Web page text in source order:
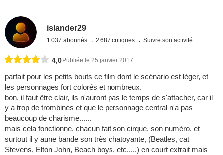
islander29
1 037 abonnés 2 687 critiques Suivre son activité
4,0 Publiée le 25 janvier 2017
parfait pour les petits bouts ce film dont le scénario est léger, et
les personnages fort colorés et nombreux.
bon, il faut être clair, ils n'auront pas le temps de s'attacher, car il
y a trop de trombines et que le personnage central n'a pas
beaucoup de charisme......
mais cela fonctionne, chacun fait son cirque, son numéro, et
surtout il y aune bande son très chatoyante, (Beatles, cat
Stevens, Elton John, Beach boys, etc.....) en court extrait mais